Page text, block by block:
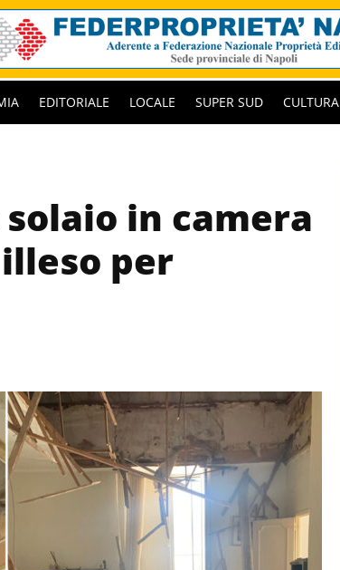
EDITORIALE LOCALE SUPER SUD CULTURA
in camera
per